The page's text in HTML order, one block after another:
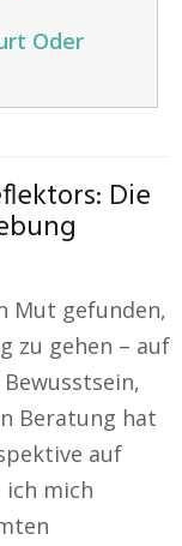
Oder
Die
Mut gefunden,
zu gehen – auf
Beratung hat
auf
mich